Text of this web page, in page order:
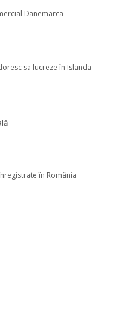
Danemarca
sa lucreze în Islanda
în România